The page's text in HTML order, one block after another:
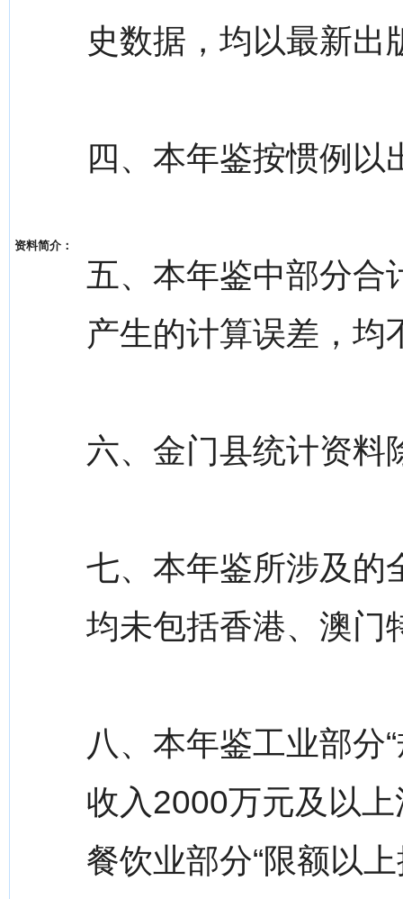
资料简介：
史数据，均以最新出
四、本年鉴按惯例以
五、本年鉴中部分合
产生的计算误差，均
六、金门县统计资料
七、本年鉴所涉及的
均未包括香港、澳门
八、本年鉴工业部分
收入2000万元及以
餐饮业部分“限额以